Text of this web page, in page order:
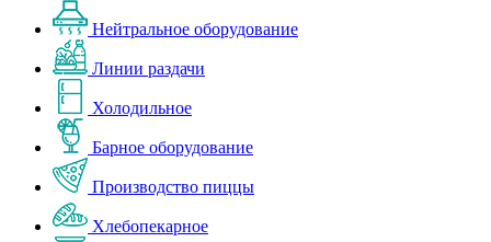
Нейтральное оборудование
Линии раздачи
Холодильное
Барное оборудование
Производство пиццы
Хлебопекарное